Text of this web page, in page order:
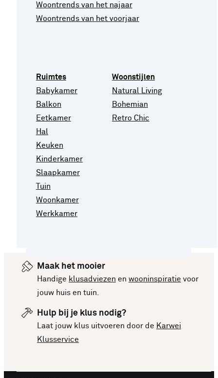
Woontrends van het najaar
Woontrends van het voorjaar
Ruimtes
Babykamer
Balkon
Eetkamer
Hal
Keuken
Kinderkamer
Slaapkamer
Tuin
Woonkamer
Werkkamer
Woonstijlen
Natural Living
Bohemian
Retro Chic
Maak het mooier
Handige klusadviezen en wooninspiratie voor
jouw huis en tuin.
Hulp bij je klus nodig?
Laat jouw klus uitvoeren door de Karwei
Klusservice